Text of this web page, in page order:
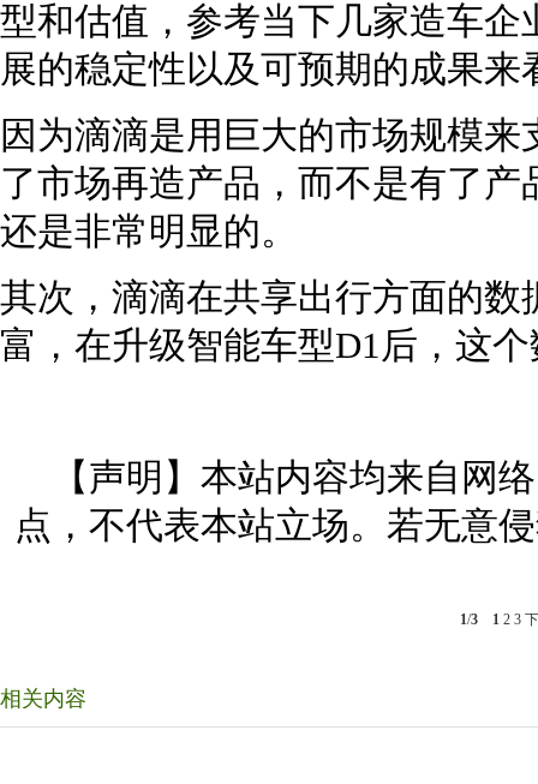
型和估值，参考当下几家造车
展的稳定性以及可预期的成果来
因为滴滴是用巨大的市场规模
了市场再造产品，而不是有了
还是非常明显的。
其次，滴滴在共享出行方面的
富，在升级智能车型D1后，这
【声明】本站内容均来自网
点，不代表本站立场。若无意
1/3 1 2 3
相关内容